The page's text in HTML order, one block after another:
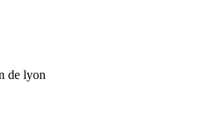
de lyon